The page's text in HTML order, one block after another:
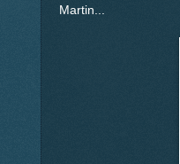
Martin...